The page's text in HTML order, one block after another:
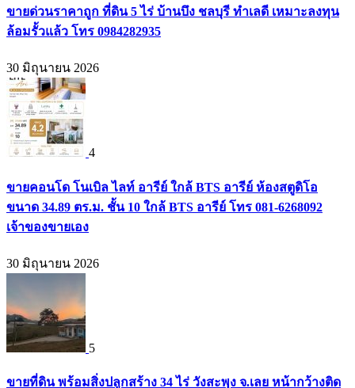
ขายด่วนราคาถูก ที่ดิน 5 ไร่ บ้านบึง ชลบุรี ทำเลดี เหมาะลงทุน
ล้อมรั้วแล้ว โทร 0984282935
30 มิถุนายน 2026
4
ขายคอนโด โนเบิล ไลท์ อารีย์ ใกล้ BTS อารีย์ ห้องสตูดิโอ
ขนาด 34.89 ตร.ม. ชั้น 10 ใกล้ BTS อารีย์ โทร 081-6268092
เจ้าของขายเอง
30 มิถุนายน 2026
5
ขายที่ดิน พร้อมสิ่งปลูกสร้าง 34 ไร่ วังสะพุง จ.เลย หน้ากว้างติด